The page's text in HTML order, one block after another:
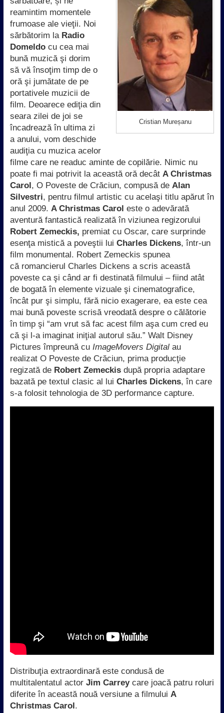
Cristian Mureșanu
reamintim momentele
frumoase ale vieţii. Noi
sărbătorim la Radio
Domeldocu cea mai
bună muzică şi dorim
să vă însoţim timp de o
oră şi jumătate de pe
portativele muzicii de
film. Deoarece ediţia din
seara zilei de joi se
încadrează în ultima zi
a anului, vom deschide
audiţia cu muzica acelor
filme care ne readuc aminte de copilărie. Nimic nu
poate fi mai potrivit la această oră decât A Christmas
Carol, O Poveste de Crăciun, compusă de Alan
Silvestri, pentru filmul artistic cu acelaşi titlu apărut în
anul 2009. A Christmas Carol este o adevărată
aventură fantastică realizată în viziunea regizorului
Robert Zemeckis, premiat cu Oscar, care surprinde
esenţa mistică a poveştii lui Charles Dickens, într-un
film monumental. Robert Zemeckis spunea
că romancierul Charles Dickens a scris această
poveste ca şi când ar fi destinată filmului – fiind atât
de bogată în elemente vizuale şi cinematografice,
încât pur şi simplu, fără nicio exagerare, ea este cea
mai bună poveste scrisă vreodată despre o călătorie
în timp şi “am vrut să fac acest film aşa cum cred eu
că şi l-a imaginat iniţial autorul său.” Walt Disney
Pictures împreună cu ImageMovers Digitalau
realizat O Poveste de Crăciun, prima producţie
regizată de Robert Zemeckisdupă propria adaptare
bazată pe textul clasic al lui Charles Dickens, în care
s-a folosit tehnologia de 3D performance capture.
Distribuţia extraordinară este condusă de
multitalentatul actor Jim Carreycare joacă patru roluri
diferite în această nouă versiune a filmului A
Christmas Carol.